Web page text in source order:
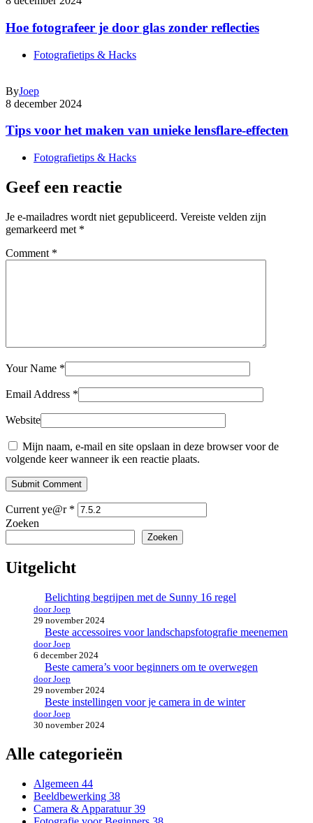
Hoe fotografeer je door glas zonder reflecties
Fotografietips & Hacks
ByJoep
8 december 2024
Tips voor het maken van unieke lensflare-effecten
Fotografietips & Hacks
Geef een reactie
Je e-mailadres wordt niet gepubliceerd. Vereiste velden zijn
gemarkeerd met *
Comment *
Your Name *
Email Address *
Website
Mijn naam, e-mail en site opslaan in deze browser voor de
volgende keer wanneer ik een reactie plaats.
Submit Comment
Current ye@r *
Zoeken
Zoeken
Uitgelicht
Belichting begrijpen met de Sunny 16 regel
door Joep
29 november 2024
Beste accessoires voor landschapsfotografie meenemen
door Joep
6 december 2024
Beste camera’s voor beginners om te overwegen
door Joep
29 november 2024
Beste instellingen voor je camera in de winter
door Joep
30 november 2024
Alle categorieën
Algemeen 44
Beeldbewerking 38
Camera & Apparatuur39